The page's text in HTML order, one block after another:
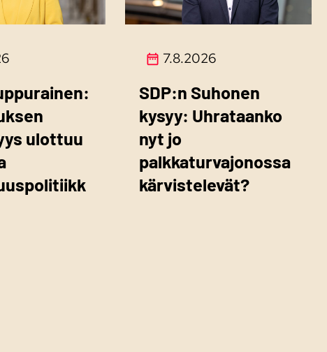
ulottuu
7.8.2026
SDP:n Suhonen
kysyy: Uhrataanko
nyt jo
palkkaturvajonossa
kärvistelevät?